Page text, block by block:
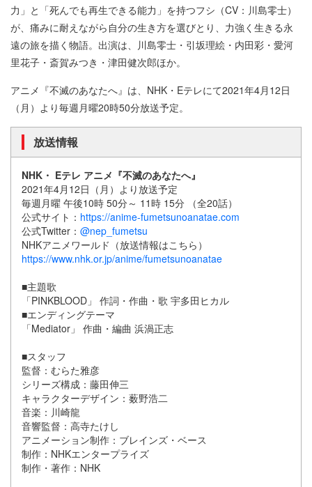
力」と「死んでも再生できる能力」を持つフシ（CV：川島零士）
が、痛みに耐えながら自分の生き方を選びとり、力強く生きる永
遠の旅を描く物語。出演は、川島零士・引坂理絵・内田彩・愛河
里花子・斎賀みつき・津田健次郎ほか。
アニメ『不滅のあなたへ』は、NHK・Eテレにて2021年4月12日
（月）より毎週月曜20時50分放送予定。
放送情報
NHK・ Eテレ アニメ『不滅のあなたへ』
2021年4月12日（月）より放送予定
毎週月曜 午後10時 50分～ 11時 15分 （全20話）
公式サイト： https://anime-fumetsunoanatae.com
公式Twitter： @nep_fumetsu
NHKアニメワールド（放送情報はこちら）
https://www.nhk.or.jp/anime/fumetsunoanatae
■主題歌
「PINKBLOOD」 作詞・作曲・歌 宇多田ヒカル
■エンディングテーマ
「Mediator」 作曲・編曲 浜渦正志
■スタッフ
監督：むらた雅彦
シリーズ構成：藤田伸三
キャラクターデザイン：薮野浩二
音楽：川崎龍
音響監督：高寺たけし
アニメーション制作：ブレインズ・ベース
制作：NHKエンタープライズ
制作・著作：NHK